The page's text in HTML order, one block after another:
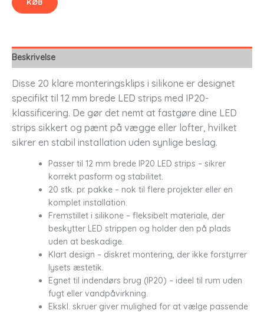
KØB
Beskrivelse
Disse 20 klare monteringsklips i silikone er designet
specifikt til 12 mm brede LED strips med IP20-
klassificering. De gør det nemt at fastgøre dine LED
strips sikkert og pænt på vægge eller lofter, hvilket
sikrer en stabil installation uden synlige beslag.
Passer til 12 mm brede IP20 LED strips – sikrer
korrekt pasform og stabilitet.
20 stk. pr. pakke – nok til flere projekter eller en
komplet installation.
Fremstillet i silikone – fleksibelt materiale, der
beskytter LED strippen og holder den på plads
uden at beskadige.
Klart design – diskret montering, der ikke forstyrrer
lysets æstetik.
Egnet til indendørs brug (IP20) – ideel til rum uden
fugt eller vandpåvirkning.
Ekskl. skruer giver mulighed for at vælge passende